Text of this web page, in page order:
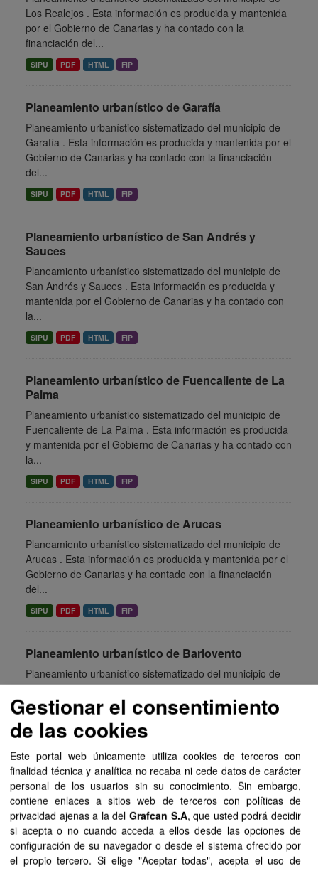
Los Realejos . Esta información es producida y mantenida
por el Gobierno de Canarias y ha contado con la
financiación del...
SIPU PDF HTML FIP
Planeamiento urbanístico de Garafía
Planeamiento urbanístico sistematizado del municipio de
Garafía . Esta información es producida y mantenida por el
Gobierno de Canarias y ha contado con la financiación
del...
SIPU PDF HTML FIP
Planeamiento urbanístico de San Andrés y
Sauces
Planeamiento urbanístico sistematizado del municipio de
San Andrés y Sauces . Esta información es producida y
mantenida por el Gobierno de Canarias y ha contado con
la...
SIPU PDF HTML FIP
Planeamiento urbanístico de Fuencaliente de La
Palma
Planeamiento urbanístico sistematizado del municipio de
Fuencaliente de La Palma . Esta información es producida
y mantenida por el Gobierno de Canarias y ha contado con
la...
SIPU PDF HTML FIP
Planeamiento urbanístico de Arucas
Planeamiento urbanístico sistematizado del municipio de
Arucas . Esta información es producida y mantenida por el
Gobierno de Canarias y ha contado con la financiación
del...
SIPU PDF HTML FIP
Planeamiento urbanístico de Barlovento
Planeamiento urbanístico sistematizado del municipio de
Barlovento . Esta información es producida y mantenida
por el Gobierno de Canarias y ha contado con la
financiación del...
SIPU PDF HTML FIP
Planeamiento urbanístico de Tuineje
Planeamiento urbanístico sistematizado del municipio de
Tuineje . Esta información es producida y mantenida por el
Gobierno de Canarias y ha contado con la financiación
del...
Gestionar el consentimiento
de las cookies
Este portal web únicamente utiliza cookies de terceros con
finalidad técnica y analítica no recaba ni cede datos de carácter
personal de los usuarios sin su conocimiento. Sin embargo,
contiene enlaces a sitios web de terceros con políticas de
privacidad ajenas a la del Grafcan S.A, que usted podrá decidir
si acepta o no cuando acceda a ellos desde las opciones de
configuración de su navegador o desde el sistema ofrecido por
el propio tercero. Si elige "Aceptar todas", acepta el uso de